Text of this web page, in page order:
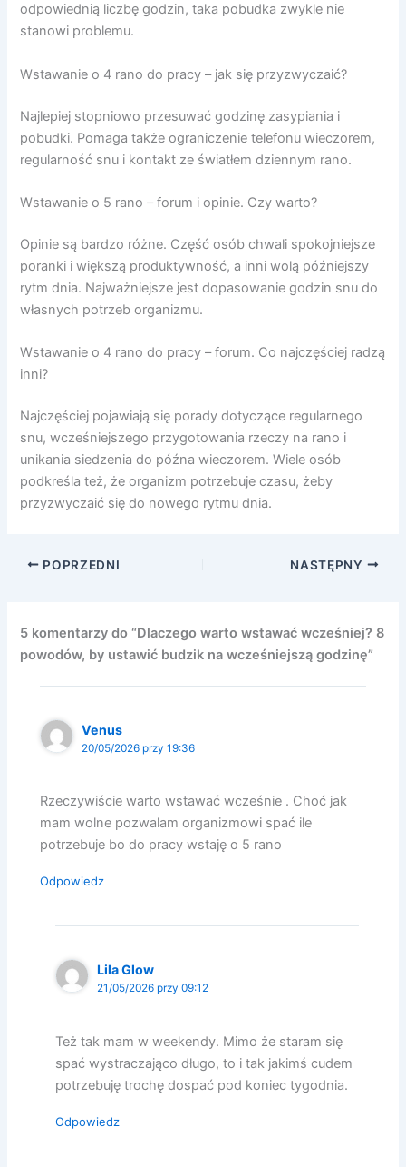
odpowiednią liczbę godzin, taka pobudka zwykle nie
stanowi problemu.
Wstawanie o 4 rano do pracy – jak się przyzwyczaić?
Najlepiej stopniowo przesuwać godzinę zasypiania i
pobudki. Pomaga także ograniczenie telefonu wieczorem,
regularność snu i kontakt ze światłem dziennym rano.
Wstawanie o 5 rano – forum i opinie. Czy warto?
Opinie są bardzo różne. Część osób chwali spokojniejsze
poranki i większą produktywność, a inni wolą późniejszy
rytm dnia. Najważniejsze jest dopasowanie godzin snu do
własnych potrzeb organizmu.
Wstawanie o 4 rano do pracy – forum. Co najczęściej radzą
inni?
Najczęściej pojawiają się porady dotyczące regularnego
snu, wcześniejszego przygotowania rzeczy na rano i
unikania siedzenia do późna wieczorem. Wiele osób
podkreśla też, że organizm potrzebuje czasu, żeby
przyzwyczaić się do nowego rytmu dnia.
POPRZEDNI NASTĘPNY
5 komentarzy do “Dlaczego warto wstawać wcześniej? 8
powodów, by ustawić budzik na wcześniejszą godzinę”
Venus
20/05/2026 przy 19:36
Rzeczywiście warto wstawać wcześnie . Choć jak
mam wolne pozwalam organizmowi spać ile
potrzebuje bo do pracy wstaję o 5 rano
Odpowiedz
Lila Glow
21/05/2026 przy 09:12
Też tak mam w weekendy. Mimo że staram się
spać wystraczająco długo, to i tak jakimś cudem
potrzebuję trochę dospać pod koniec tygodnia.
Odpowiedz